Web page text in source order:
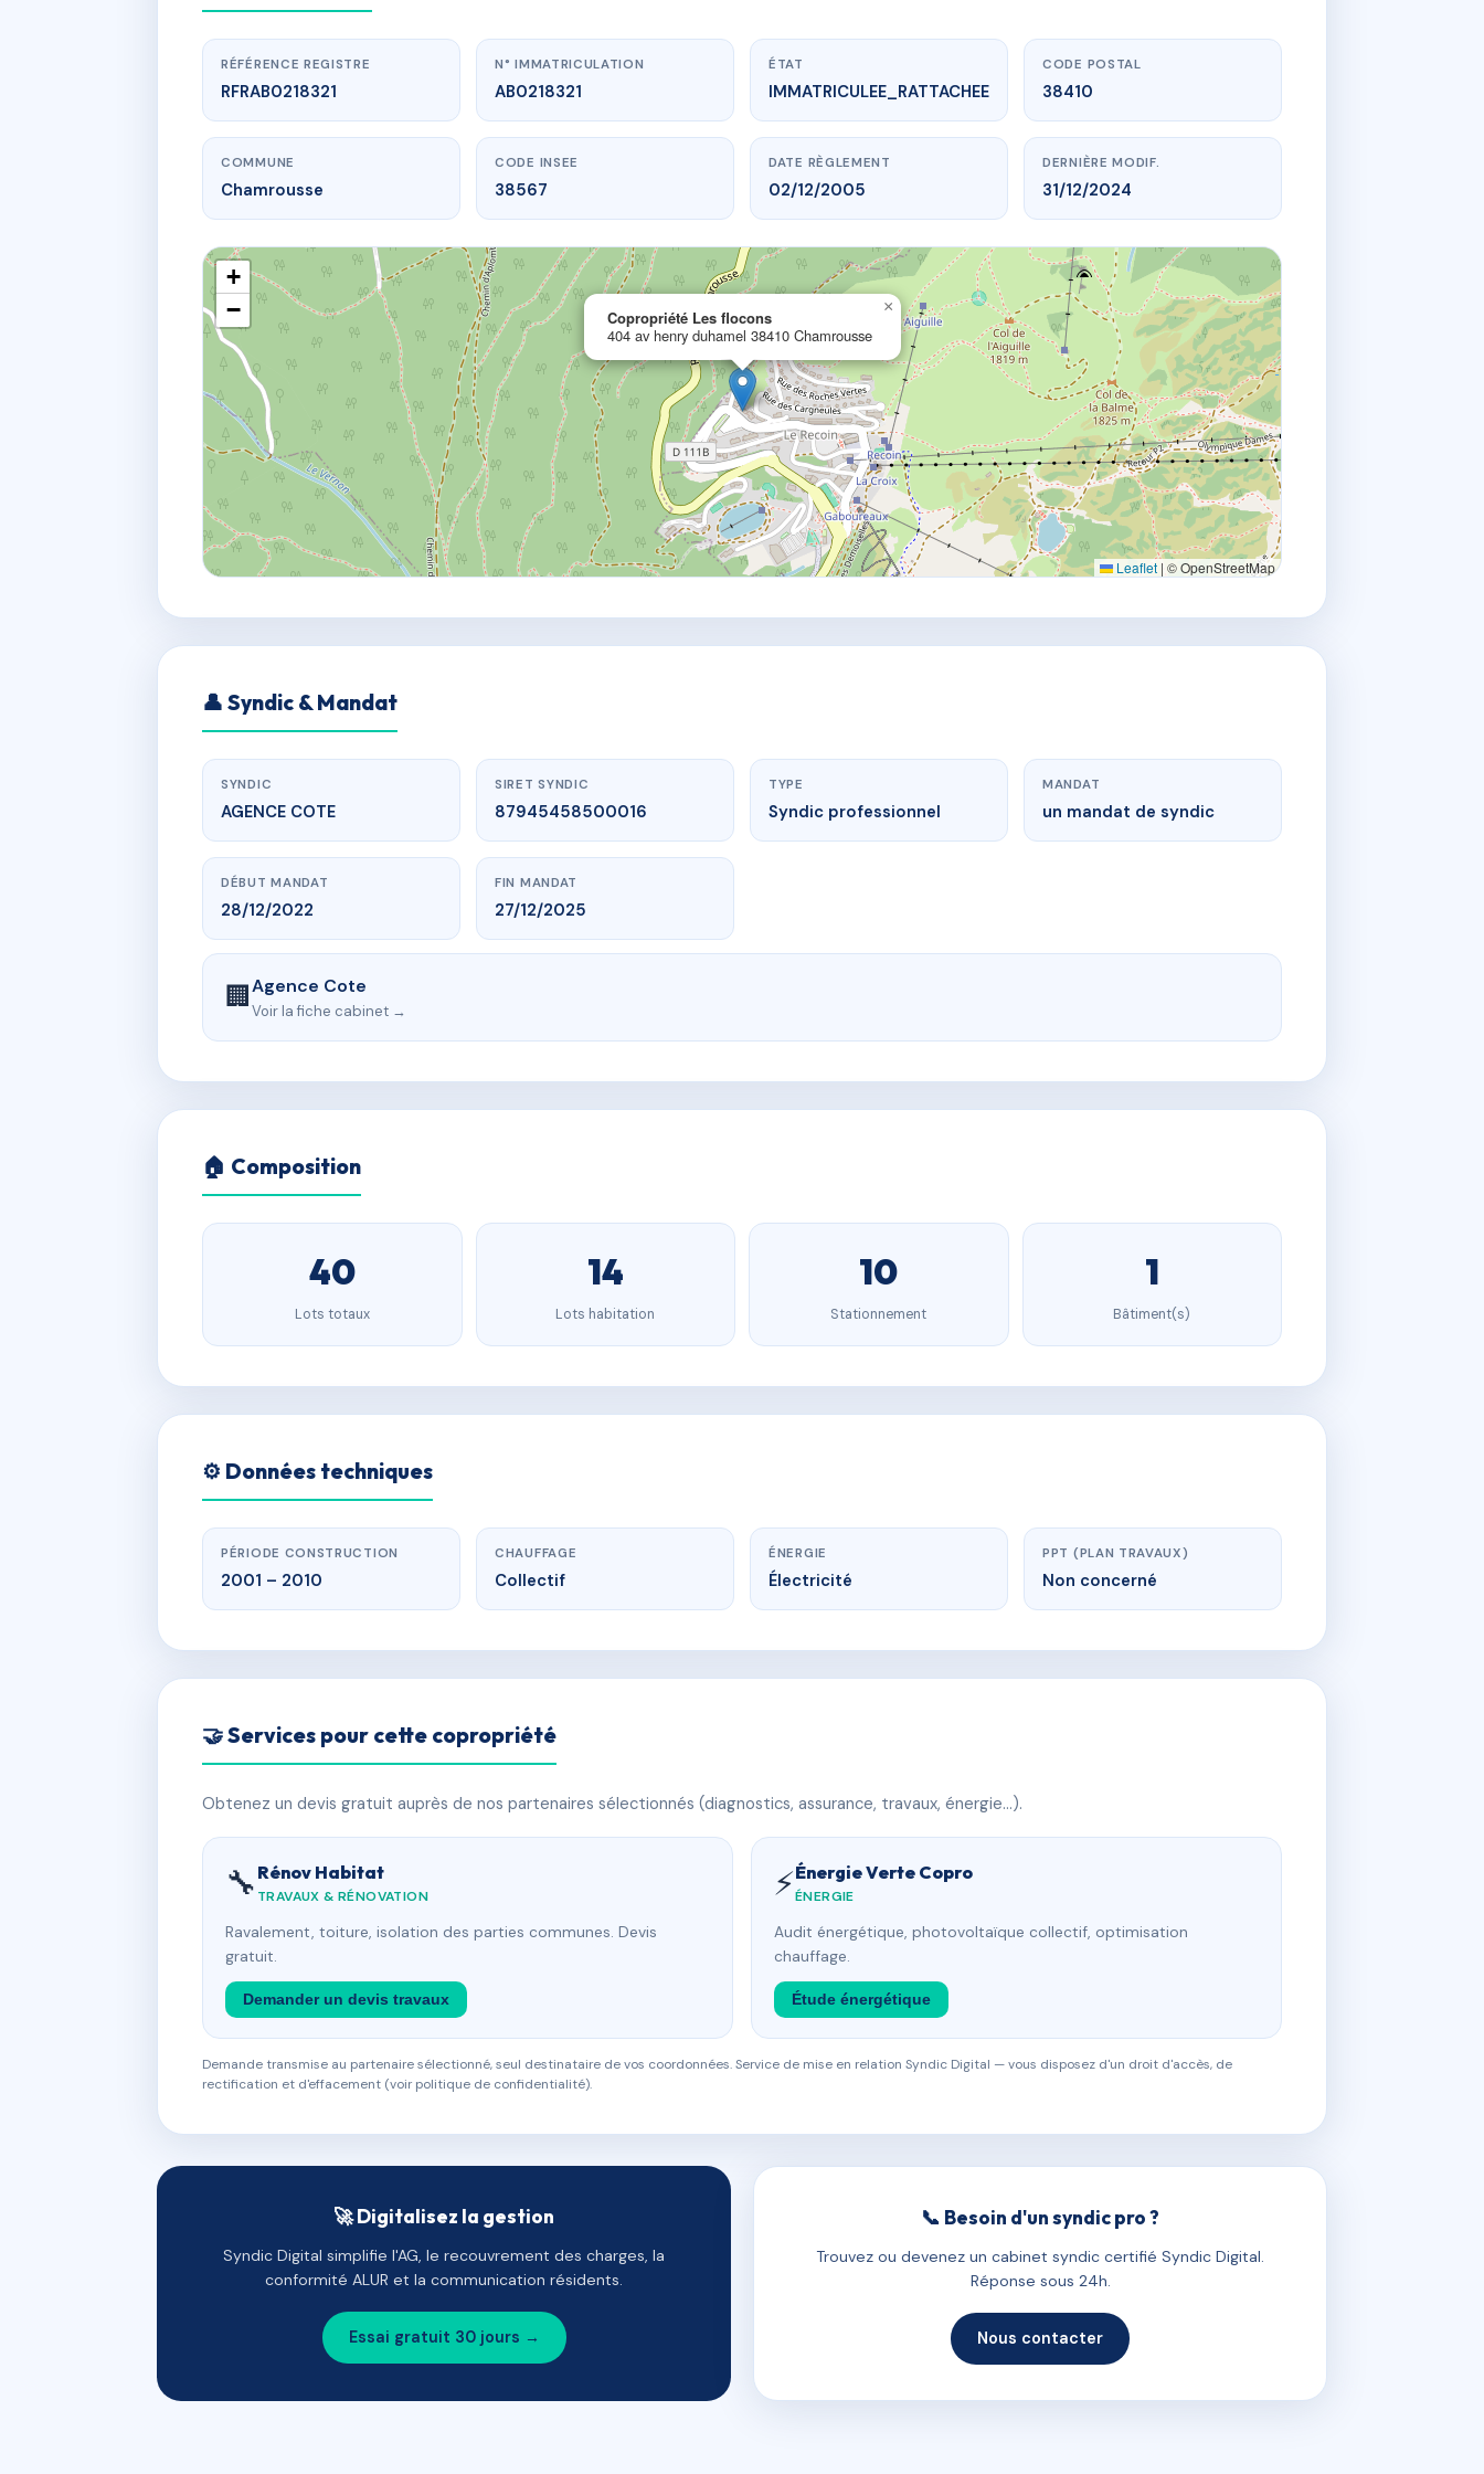
www.vme.plus/AB0218321
Copropriété Les flocons
404 av henry duhamel38410 Chamrousse
RÉFÉRENCE REGISTRE
RFRAB0218321
N° IMMATRICULATION
AB0218321
ÉTAT
IMMATRICULEE_RATTACHEE
CODE POSTAL
38410
COMMUNE
Chamrousse
CODE INSEE
38567
DATE RÈGLEMENT
02/12/2005
DERNIÈRE MODIF.
31/12/2024
Copropriété Les flocons
404 av henry duhamel 38410 Chamrousse
×
+
−
Leaflet | © OpenStreetMap
👤 Syndic & Mandat
SYNDIC
AGENCE COTE
SIRET SYNDIC
87945458500016
TYPE
Syndic professionnel
MANDAT
un mandat de syndic
DÉBUT MANDAT
28/12/2022
FIN MANDAT
27/12/2025
🏢Agence Cote
Voir la fiche cabinet →
🏠 Composition
40
Lots totaux
14
Lots habitation
10
Stationnement
1
Bâtiment(s)
⚙️ Données techniques
PÉRIODE CONSTRUCTION
2001 – 2010
CHAUFFAGE
Collectif
ÉNERGIE
Électricité
PPT (PLAN TRAVAUX)
Non concerné
🤝 Services pour cette copropriété
Obtenez un devis gratuit auprès de nos partenaires sélectionnés (diagnostics, assurance, travaux, énergie…).
🔧 Rénov Habitat
TRAVAUX & RÉNOVATION
Ravalement, toiture, isolation des parties communes. Devis
gratuit.
Demander un devis travaux
⚡Énergie Verte Copro
ÉNERGIE
Audit énergétique, photovoltaïque collectif, optimisation
chauffage.
Étude énergétique
Demande transmise au partenaire sélectionné, seul destinataire de vos coordonnées. Service de mise en relation Syndic Digital — vous disposez d'un droit d'accès, de
rectification et d'effacement (voir politique de confidentialité).
🚀 Digitalisez la gestion
Syndic Digital simplifie l'AG, le recouvrement des charges, la
conformité ALUR et la communication résidents.
Essai gratuit 30 jours →
📞 Besoin d'un syndic pro ?
Trouvez ou devenez un cabinet syndic certifié Syndic Digital.
Réponse sous 24h.
Nous contacter